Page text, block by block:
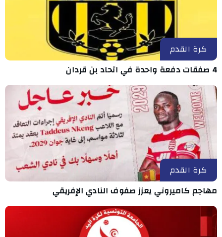
كرة القدم
4 صفقات دفعة واحدة في اتحاد بن قردان
كرة القدم
مهاجم كاميروني يعزز صفوف النادي الإفريقي